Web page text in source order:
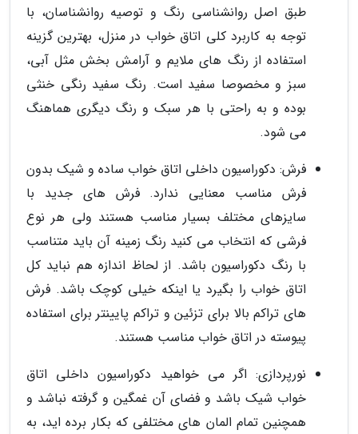
طبق اصل روانشناسی رنگ و توصیه روانشناسان، با
توجه به کاربرد کلی اتاق خواب در منزل، بهترین گزینه
استفاده از رنگ های ملایم و آرامش بخش مثل آبی،
سبز و مخصوصا سفید است. رنگ سفید رنگی خنثی
بوده و به راحتی با هر سبک و رنگ دیگری هماهنگ
می شود.
فرش: دکوراسیون داخلی اتاق خواب ساده و شیک بدون
فرش مناسب معنایی ندارد. فرش های جدید با
سایزهای مختلف بسیار مناسب هستند ولی هر نوع
فرشی که انتخاب می کنید رنگ زمینه آن باید متناسب
با رنگ دکوراسیون باشد. از لحاظ اندازه هم نباید کل
اتاق خواب را بگیرد یا اینکه خیلی کوچک باشد. فرش
های تراکم بالا برای تزئین و تراکم پایینتر برای استفاده
پیوسته در اتاق خواب مناسب هستند.
نورپردازی: اگر می خواهید دکوراسیون داخلی اتاق
خواب شیک باشد و فضای آن غمگین و گرفته نباشد و
همچنین تمام المان های مختلفی که بکار برده اید، به